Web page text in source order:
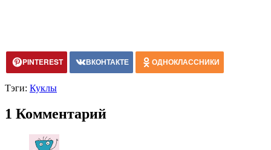
PINTEREST ВКОНТАКТЕ ОДНОКЛАССНИКИ
Тэги: Куклы
1 Комментарий